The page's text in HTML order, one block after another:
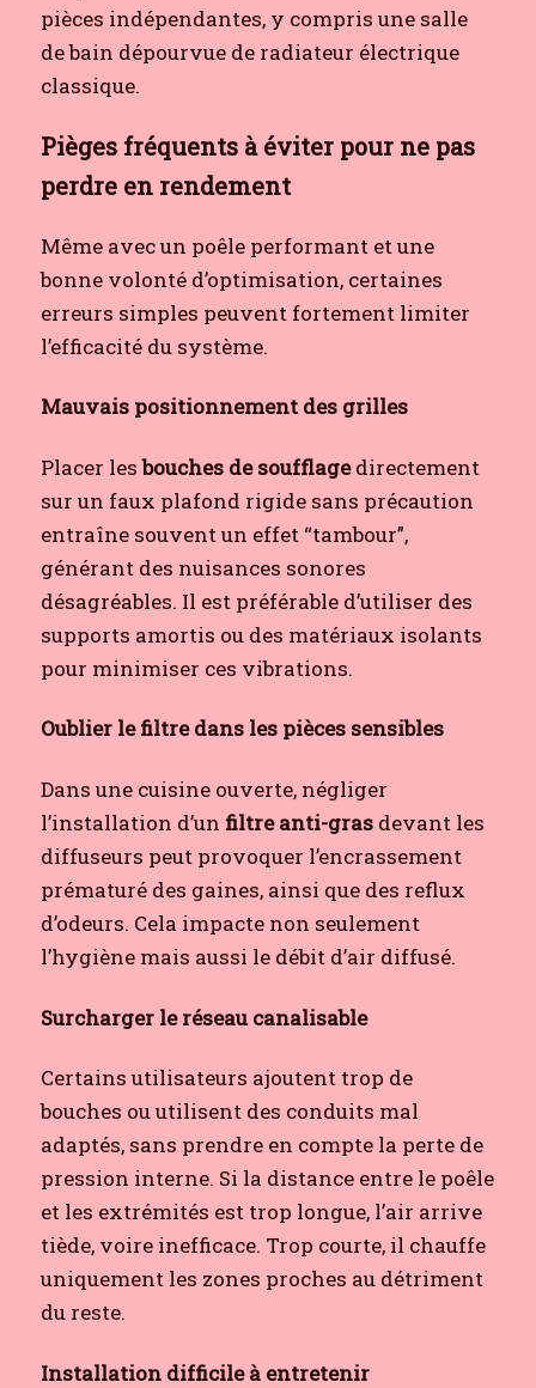
pièces indépendantes, y compris une salle
de bain dépourvue de radiateur électrique
classique.
Pièges fréquents à éviter pour ne pas
perdre en rendement
Même avec un poêle performant et une
bonne volonté d’optimisation, certaines
erreurs simples peuvent fortement limiter
l’efficacité du système.
Mauvais positionnement des grilles
Placer lesbouches de soufflagedirectement
sur un faux plafond rigide sans précaution
entraîne souvent un effet “tambour”,
générant des nuisances sonores
désagréables. Il est préférable d’utiliser des
supports amortis ou des matériaux isolants
pour minimiser ces vibrations.
Oublier le filtre dans les pièces sensibles
Dans une cuisine ouverte, négliger
l’installation d’un filtre anti-gras devant les
diffuseurs peut provoquer l’encrassement
prématuré des gaines, ainsi que des reflux
d’odeurs. Cela impacte non seulement
l’hygiène mais aussi le débit d’air diffusé.
Surcharger le réseau canalisable
Certains utilisateurs ajoutent trop de
bouches ou utilisent des conduits mal
adaptés, sans prendre en compte la perte de
pression interne. Si la distance entre le poêle
et les extrémités est trop longue, l’air arrive
tiède, voire inefficace. Trop courte, il chauffe
uniquement les zones proches au détriment
du reste.
Installation difficile à entretenir